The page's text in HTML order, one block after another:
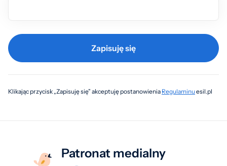
Zapisuję się
Klikając przycisk „Zapisuję się” akceptuję postanowienia Regulaminuesil.pl
Patronat medialny